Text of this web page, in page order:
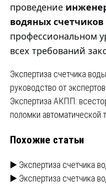
проведение
водяных счетчиков
профессиональном
всех требований
Навигация
по
записям
Экспертиза счетчика
руководство от экспертов
Экспертиза АКПП:
поломки автоматической
Похожие статьи
▶️ Экспертиза счетчика
▶️ Экспертиза счетчика